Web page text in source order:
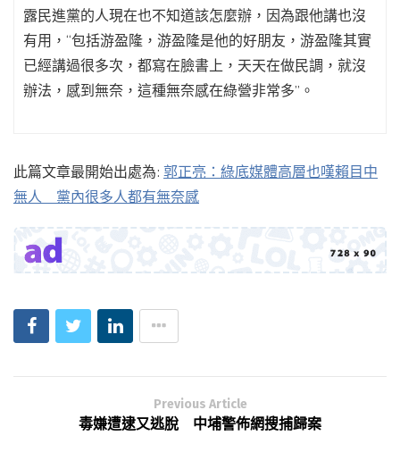
露民進黨的人現在也不知道該怎麼辦，因為跟他講也沒
有用，“包括游盈隆，游盈隆是他的好朋友，游盈隆其實
已經講過很多次，都寫在臉書上，天天在做民調，就沒
辦法，感到無奈，這種無奈感在綠營非常多”。
此篇文章最開始出處為: 郭正亮：綠底媒體高層也嘆賴目中
無人 黨內很多人都有無奈感
Previous Article
毒嫌遭逮又逃脫 中埔警佈網搜捕歸案